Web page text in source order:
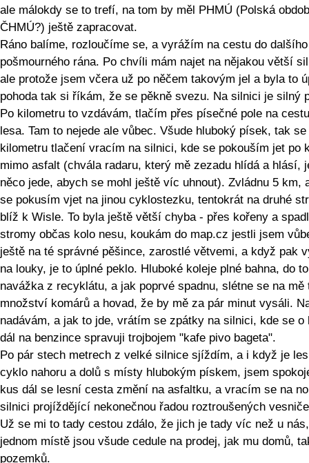
ale málokdy se to trefí, na tom by měl PHMÚ (Polská
ČHMÚ?) ještě zapracovat.
Ráno balíme, rozloučíme se, a vyrážím na cestu do dalšího
pošmourného rána. Po chvíli mám najet na nějakou větší
ale protože jsem včera už po něčem takovým jel a byla to
pohoda tak si říkám, že se pěkně svezu. Na silnici je silný
Po kilometru to vzdávám, tlačím přes písečné pole na
lesa. Tam to nejede ale vůbec. Všude hluboký písek, tak se
kilometru tlačení vracím na silnici, kde se pokouším jet po
mimo asfalt (chvála radaru, který mě zezadu hlídá a hlásí,
něco jede, abych se mohl ještě víc uhnout). Zvládnu 5 km,
se pokusím vjet na jinou cyklostezku, tentokrát na druhé
blíž k Wisle. To byla ještě větší chyba - přes kořeny a
stromy občas kolo nesu, koukám do map.cz jestli jsem
ještě na té správné pěšince, zarostlé větvemi, a když pak
na louky, je to úplné peklo. Hluboké koleje plné bahna, do
navážka z recyklátu, a jak poprvé spadnu, slétne se na mě
množství komárů a hovad, že by mě za pár minut vysáli.
nadávám, a jak to jde, vrátím se zpátky na silnici, kde se o
dál na benzince spravuji trojbojem "kafe pivo bageta".
Po pár stech metrech z velké silnice sjíždím, a i když je
cyklo nahoru a dolů s místy hlubokým pískem, jsem
kus dál se lesní cesta změní na asfaltku, a vracím se na
silnici projíždějící nekonečnou řadou roztroušených
Už se mi to tady cestou zdálo, že jich je tady víc než u
jednom místě jsou všude cedule na prodej, jak mu domů,
pozemků.